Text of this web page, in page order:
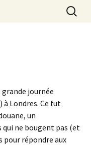
Parents
service des
Dolent-Arago-
journée
Londres. Ce fut
un
qui ne bougent pas (et
pour répondre aux